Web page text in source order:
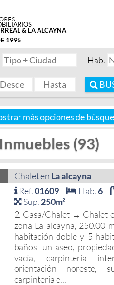
& LA ALCAYNA
1995
Hab.
más opciones de
(93)
Chalet en La alcayna
Ref.01609 Hab.6
Sup. 250m²
2. Casa/Chalet → Chalet
zona La alcayna, 250.00
habitación doble y 5
baños, un aseo,
vacía, carpinteria
orientación noreste,
carpinteria e...